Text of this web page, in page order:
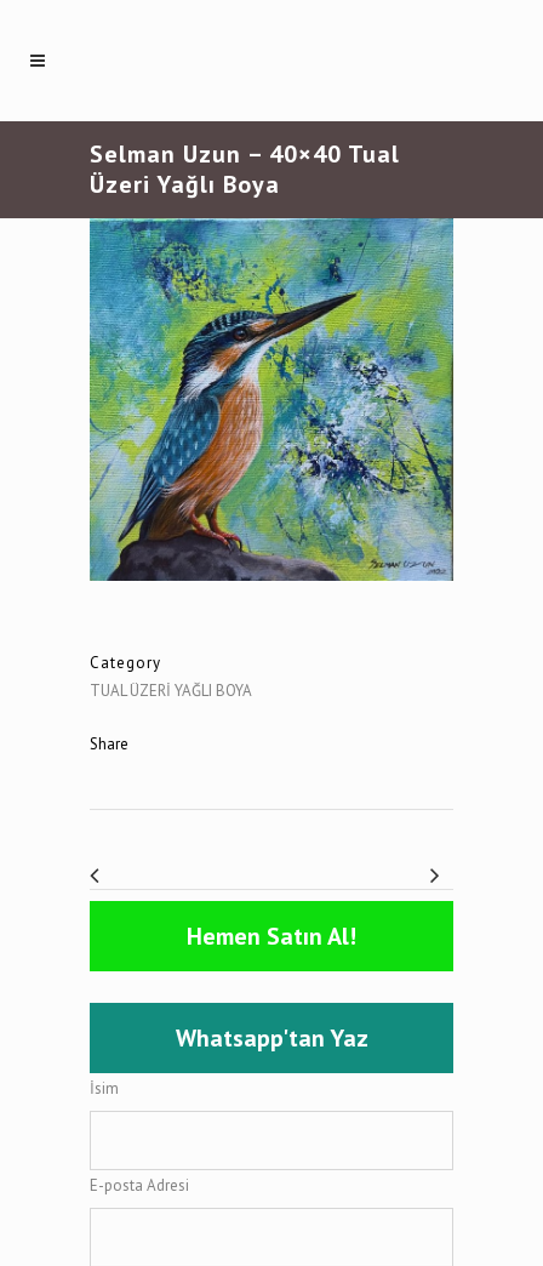
Selman Uzun – 40×40 Tual
Üzeri Yağlı Boya
Category
TUAL ÜZERİ YAĞLI BOYA
Share
Hemen Satın Al!
Whatsapp'tan Yaz
İsim
E-posta Adresi